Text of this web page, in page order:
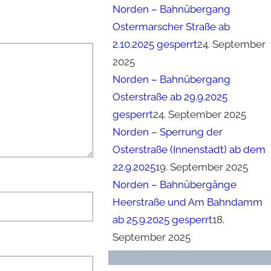
Norden – Bahnübergang
Ostermarscher Straße ab
2.10.2025 gesperrt24. September
2025
Norden – Bahnübergang
Osterstraße ab 29.9.2025
gesperrt24. September 2025
Norden – Sperrung der
Osterstraße (Innenstadt) ab dem
22.9.202519. September 2025
Norden – Bahnübergänge
Heerstraße und Am Bahndamm
ab 25.9.2025 gesperrt18.
September 2025